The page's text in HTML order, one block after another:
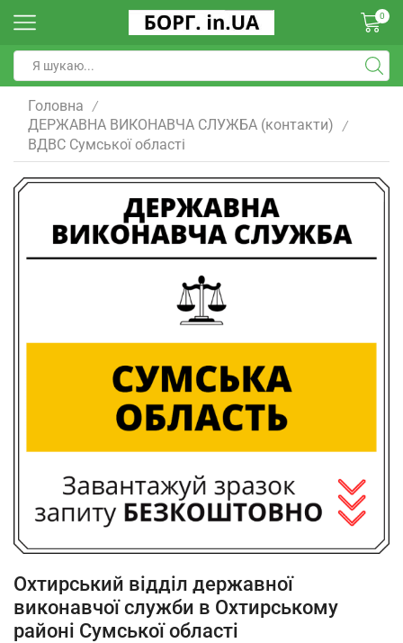
0
Головна /
ДЕРЖАВНА ВИКОНАВЧА СЛУЖБА (контакти) /
ВДВС Сумської області
Охтирський відділ державної
виконавчої служби в Охтирському
районі Сумської області